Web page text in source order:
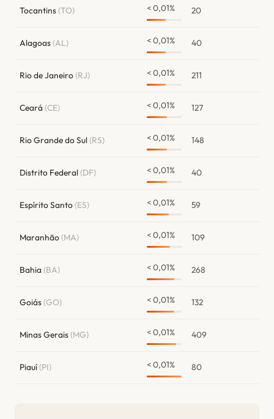
Tocantins(TO) < 0,01% 20
Alagoas(AL) < 0,01% 40
Rio de Janeiro(RJ) < 0,01% 211
Ceará (CE) < 0,01% 127
Rio Grande do Sul(RS) < 0,01% 148
Distrito Federal(DF) < 0,01% 40
Espírito Santo(ES) < 0,01% 59
Maranhão(MA) < 0,01% 109
Bahia (BA) < 0,01% 268
Goiás(GO) < 0,01% 132
Minas Gerais(MG) < 0,01% 409
Piauí(PI) < 0,01% 80